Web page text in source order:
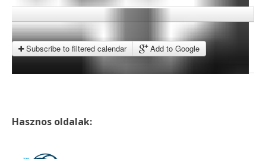
13:00
14:00
15:00
Subscribe to filtered calendar Add to Google
Hasznos oldalak: